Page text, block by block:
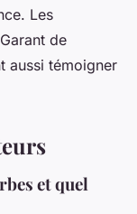
Les
de
aussi témoigner
et quel